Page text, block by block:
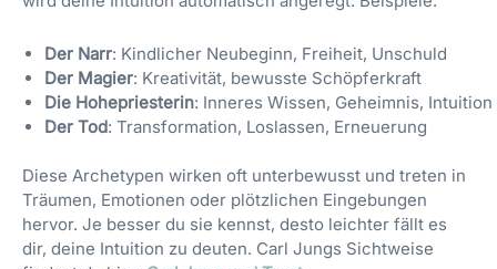
Der Narr: Kindlicher Neubeginn, Freiheit, Unschuld
Der Magier: Kreativität, bewusste Schöpferkraft
Die Hohepriesterin: Inneres Wissen, Geheimnis, Intuition
Der Tod: Transformation, Loslassen, Erneuerung
Diese Archetypen wirken oft unterbewusst und treten in
Träumen, Emotionen oder plötzlichen Eingebungen
hervor. Je besser du sie kennst, desto leichter fällt es
dir, deine Intuition zu deuten. Carl Jungs Sichtweise